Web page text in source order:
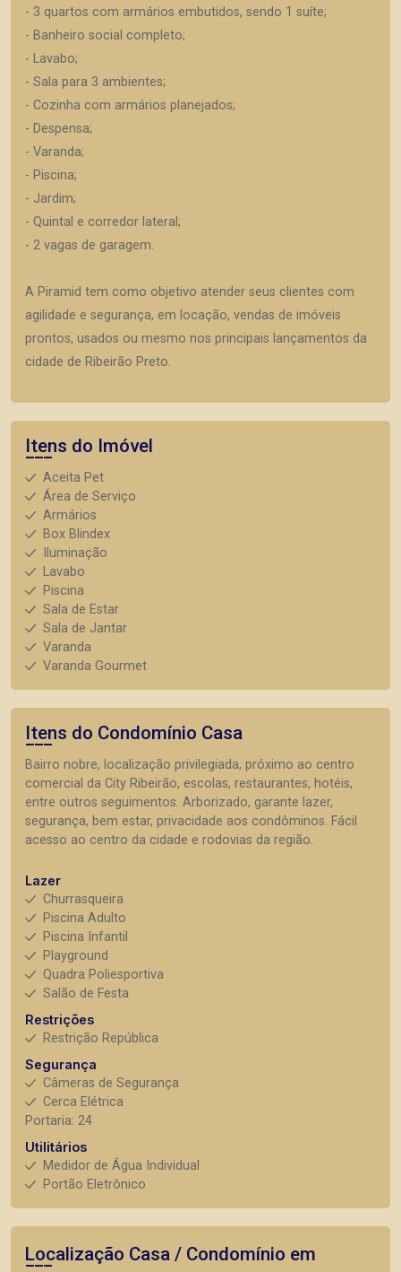
- 3 quartos com armários embutidos, sendo 1 suíte;
- Banheiro social completo;
- Lavabo;
- Sala para 3 ambientes;
- Cozinha com armários planejados;
- Despensa;
- Varanda;
- Piscina;
- Jardim;
- Quintal e corredor lateral;
- 2 vagas de garagem.
A Piramid tem como objetivo atender seus clientes com
agilidade e segurança, em locação, vendas de imóveis
prontos, usados ou mesmo nos principais lançamentos da
cidade de Ribeirão Preto.
Itens do Imóvel
Aceita Pet
Área de Serviço
Armários
Box Blindex
Iluminação
Lavabo
Piscina
Sala de Estar
Sala de Jantar
Varanda
Varanda Gourmet
Itens do Condomínio Casa
Bairro nobre, localização privilegiada, próximo ao centro
comercial da City Ribeirão, escolas, restaurantes, hotéis,
entre outros seguimentos. Arborizado, garante lazer,
segurança, bem estar, privacidade aos condôminos. Fácil
acesso ao centro da cidade e rodovias da região.
Lazer
Churrasqueira
Piscina Adulto
Piscina Infantil
Playground
Quadra Poliesportiva
Salão de Festa
Restrições
Restrição República
Segurança
Câmeras de Segurança
Cerca Elétrica
Portaria: 24
Utilitários
Medidor de Água Individual
Portão Eletrônico
Localização Casa / Condomínio em